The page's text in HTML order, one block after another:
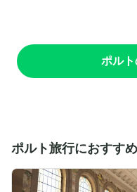
ポル
ポルト旅行におすす